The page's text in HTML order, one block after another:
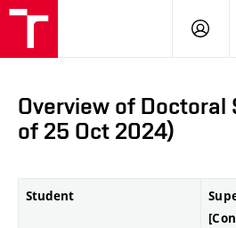
LOG
Overview of
of 25 Oct 2024)
Student